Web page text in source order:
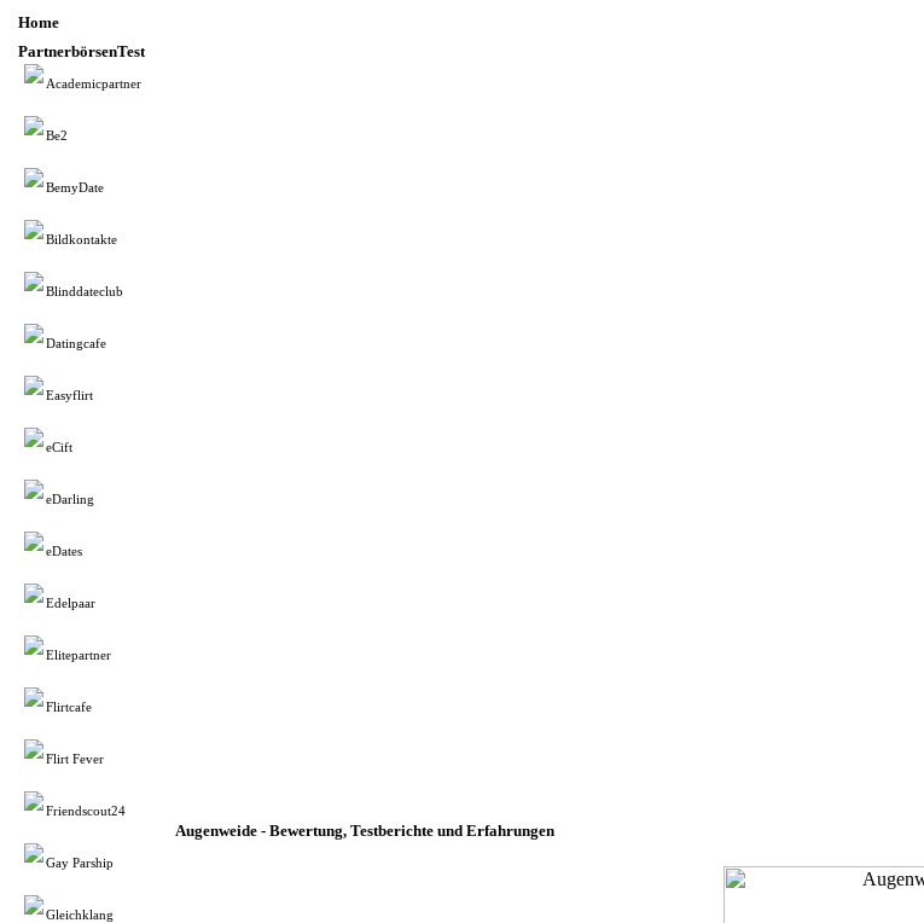
Home
PartnerbörsenTest
Academicpartner
Be2
BemyDate
Bildkontakte
Blinddateclub
Datingcafe
Easyflirt
eCift
eDarling
eDates
Edelpaar
Elitepartner
Flirtcafe
Flirt Fever
Friendscout24
Gay Parship
Gleichklang
Augenweide - Bewertung, Testberichte und Erfahrungen